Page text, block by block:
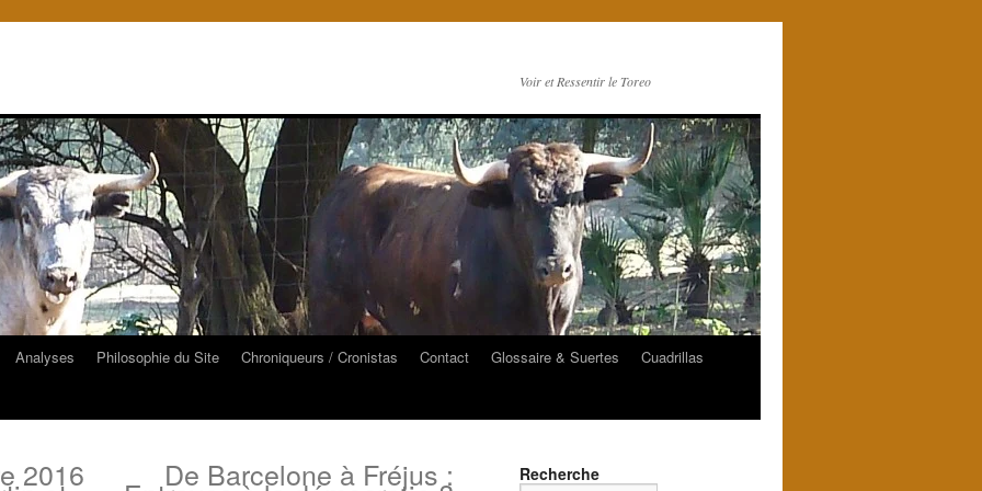
Voir et Ressentir le Toreo
Analyses Philosophie du Site Chroniqueurs / Cronistas Contact Glossaire & Suertes
Cuadrillas
2016 De Barcelone à Fréjus : Recherche